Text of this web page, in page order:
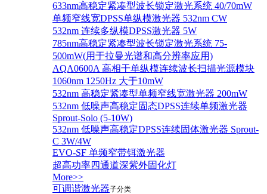
633nm高稳定紧凑型波长锁定激光系统 40/70mW
单频窄线宽DPSS单纵模激光器 532nm CW
532nm 连续多纵模DPSS激光器 5W
785nm高稳定紧凑型波长锁定激光系统 75-
500mW(用于拉曼光谱和高分辨率应用)
AQA0600A 高相干单纵模连续波长扫描光源模块
1060nm 1250Hz 大于10mW
532nm 高稳定紧凑型单频窄线宽激光器 200mW
532nm 低噪声高稳定固态DPSS连续单频激光器
Sprout‐Solo (5-10W)
532nm 低噪声高稳定DPSS连续固体激光器 Sprout-
C 3W/4W
EVO-SF 单频窄带铒激光器
超高功率四通道深紫外固化灯
More>>
可调谐激光器子分类